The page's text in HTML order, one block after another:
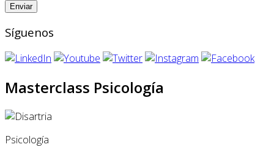
Síguenos
Masterclass Psicología
Psicología